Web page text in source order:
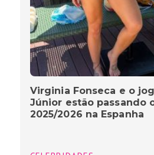
Virginia Fonseca e o
Júnior estão passando
2025/2026 na Espanha